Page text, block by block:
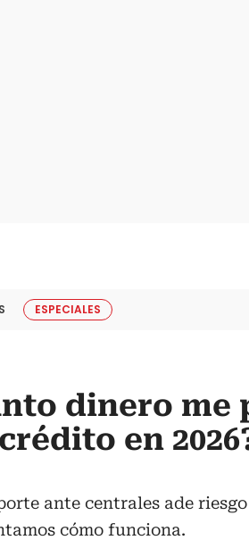
ESPECIALES
dinero me
en
ante centrales ade
cómo funciona.